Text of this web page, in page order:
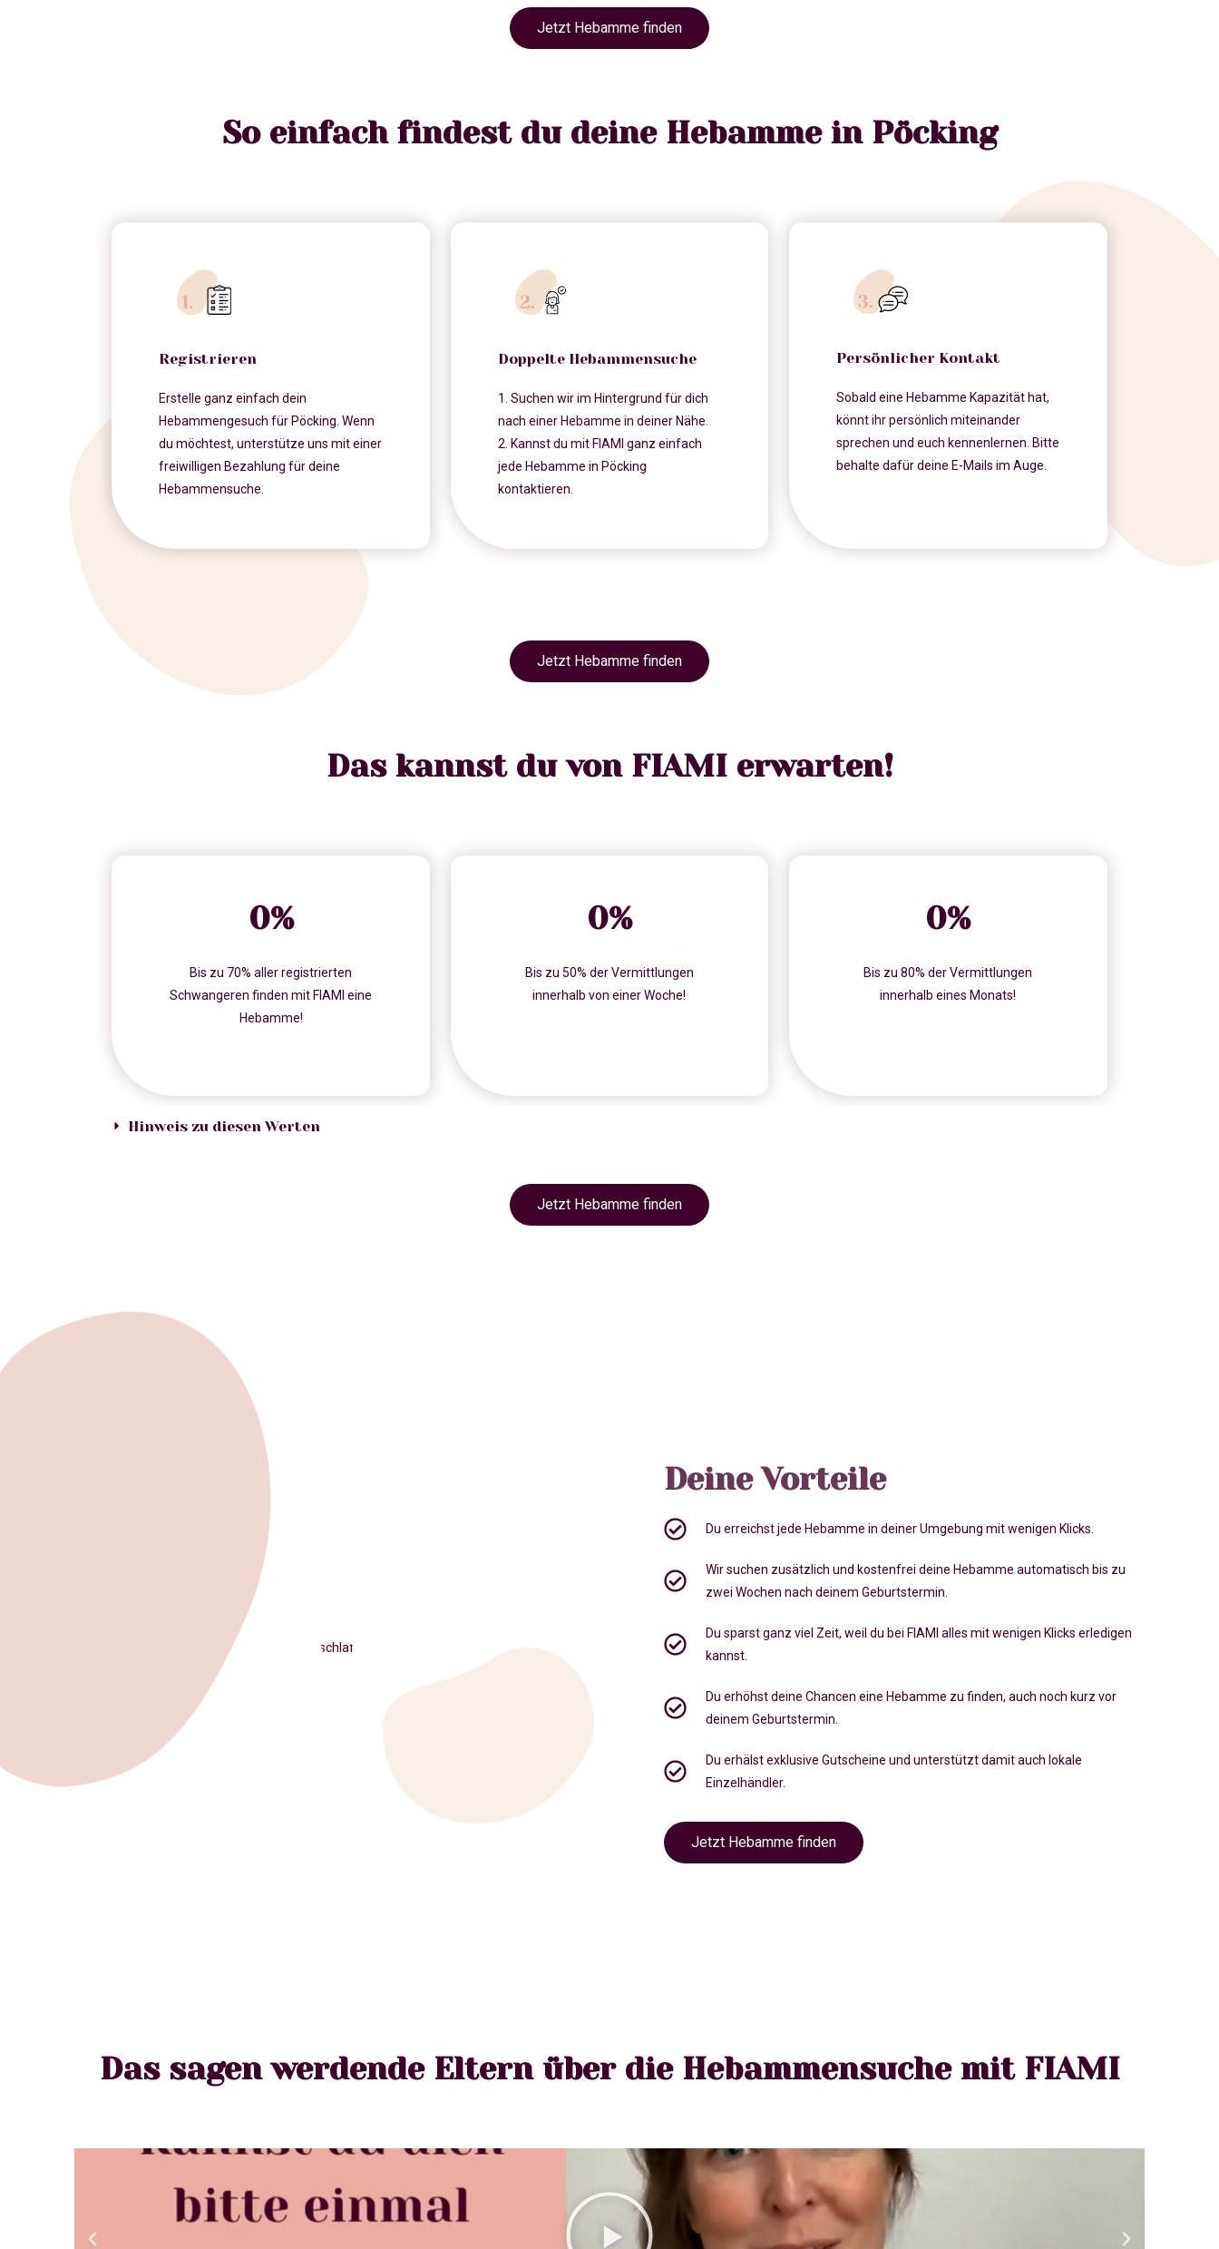
Jetzt Hebamme finden
So einfach findest du deine Hebamme in Pöcking
Registrieren
Erstelle ganz einfach dein
Hebammengesuch für Pöcking. Wenn
du möchtest, unterstütze uns mit einer
freiwilligen Bezahlung für deine
Hebammensuche.
Doppelte Hebammensuche
1. Suchen wir im Hintergrund für dich
nach einer Hebamme in deiner Nähe.
2. Kannst du mit FIAMI ganz einfach
jede Hebamme in Pöcking
kontaktieren.
Persönlicher Kontakt
Sobald eine Hebamme Kapazität hat,
könnt ihr persönlich miteinander
sprechen und euch kennenlernen. Bitte
behalte dafür deine E-Mails im Auge.
Jetzt Hebamme finden
Das kannst du von FIAMI erwarten!
0%
Bis zu 70% aller registrierten
Schwangeren finden mit FIAMI eine
Hebamme!
0%
Bis zu 50% der Vermittlungen
innerhalb von einer Woche!
0%
Bis zu 80% der Vermittlungen
innerhalb eines Monats!
Hinweis zu diesen Werten
Jetzt Hebamme finden
Deine Vorteile
Du erreichst jede Hebamme in deiner Umgebung mit wenigen Klicks.
Wir suchen zusätzlich und kostenfrei deine Hebamme automatisch bis zu
zwei Wochen nach deinem Geburtstermin.
Du sparst ganz viel Zeit, weil du bei FIAMI alles mit wenigen Klicks erledigen
kannst.
Du erhöhst deine Chancen eine Hebamme zu finden, auch noch kurz vor
deinem Geburtstermin
Du erhälst exklusive Gutscheine und unterstützt damit auch lokale
Einzelhändler.
Jetzt Hebamme finden
Das sagen werdende Eltern über die Hebammensuche mit FIAMI